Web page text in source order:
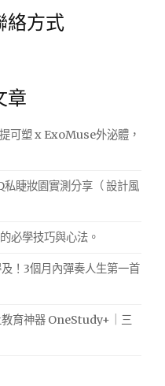
絡方式
章
可塑 x ExoMuse外泌體，
睫妝園實測分享（ 設計風
必學技巧與心法。
！3個月內彈奏人生第一首
育神器 OneStudy+｜三